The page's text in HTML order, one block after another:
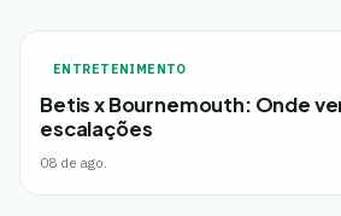
ENTRETENIMENTO
Betis x Bournemouth: Onde
escalações
08 de ago.